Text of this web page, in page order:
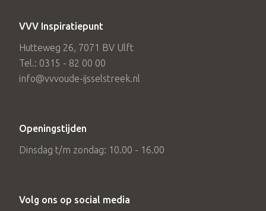
VVV Inspiratiepunt
Hutteweg 26, 7071 BV Ulft
Tel.: 0315 - 82 00 00
info@vvvoude-ijsselstreek.nl
Openingstijden
Dinsdag t/m zondag: 10.00 - 16.00
Volg ons op social media